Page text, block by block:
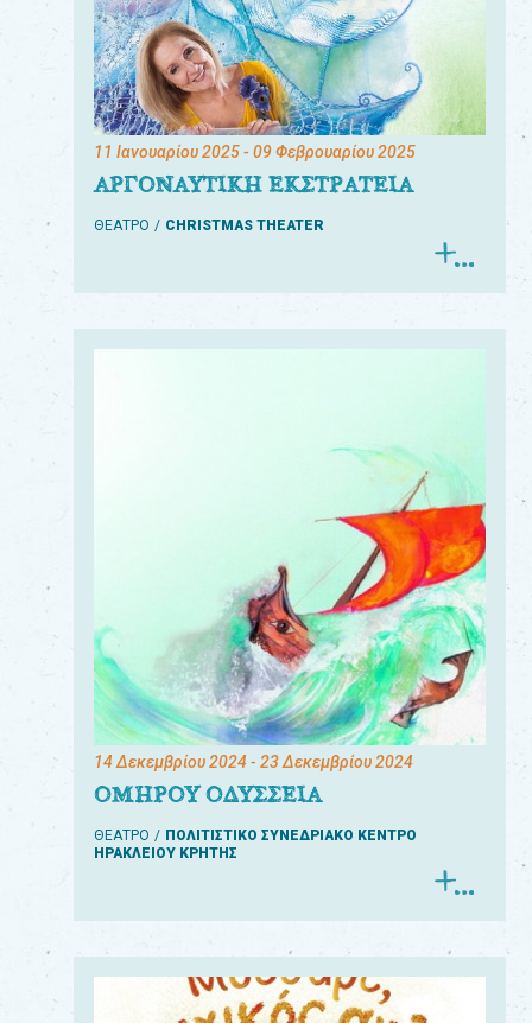
11 Ιανουαρίου 2025- 09 Φεβρουαρίου 2025
ΑΡΓΟΝΑΥΤΙΚΗ ΕΚΣΤΡΑΤΕΙΑ
ΘΕΑΤΡΟ CHRISTMAS THEATER
14 Δεκεμβρίου 2024- 23 Δεκεμβρίου 2024
ΟΜΗΡΟΥ ΟΔΥΣΣΕΙΑ
ΘΕΑΤΡΟ
ΠΟΛΙΤΙΣΤΙΚΟ ΣΥΝΕΔΡΙΑΚΟ ΚΕΝΤΡΟ
ΗΡΑΚΛΕΙΟΥ ΚΡΗΤΗΣ